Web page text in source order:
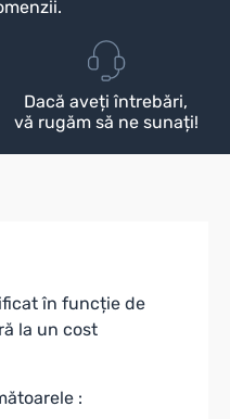
Dacă aveți întrebări,
vă rugăm să ne sunați!
în funcție de
la un cost
: